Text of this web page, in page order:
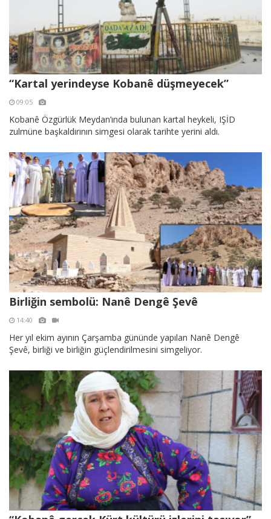
“Kartal yerindeyse Kobanê düşmeyecek”
09:05
Kobanê Özgürlük Meydan’ında bulunan kartal heykeli, IŞİD
zulmüne başkaldırının simgesi olarak tarihte yerini aldı.
Birliğin sembolü: Nanê Dengê Şevê
14:40
Her yıl ekim ayının Çarşamba gününde yapılan Nanê Dengê
Şevê, birliği ve birliğin güçlendirilmesini simgeliyor.